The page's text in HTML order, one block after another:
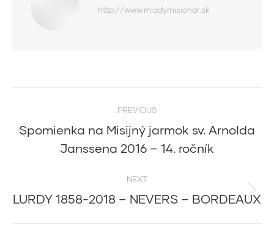
http://www.mladymisionar.sk
navigation
PREVIOUS
Previous
post:
Spomienka na Misijný jarmok sv. Arnolda
Janssena 2016 – 14. ročník
NEXT
Next
LURDY 1858-2018 – NEVERS – BORDEAUX